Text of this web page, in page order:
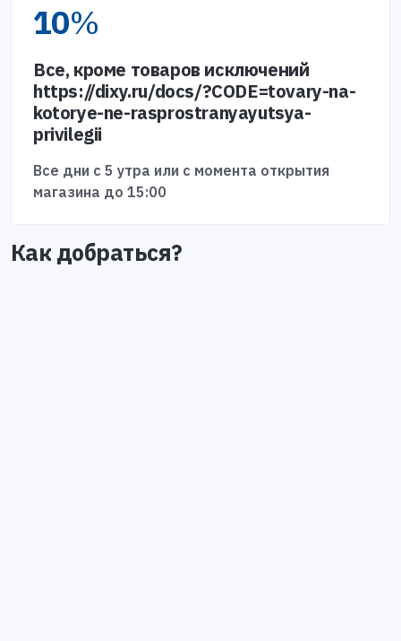
10%
Все, кроме товаров исключений
https://dixy.ru/docs/?CODE=tovary-na-
kotorye-ne-rasprostranyayutsya-
privilegii
Все дни с 5 утра или с момента открытия
магазина до 15:00
Как добраться?